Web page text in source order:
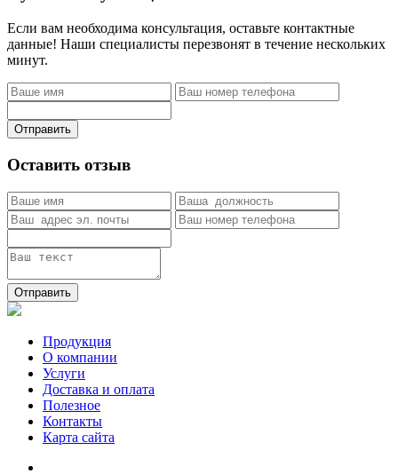
Если вам необходима консультация, оставьте контактные
данные! Наши специалисты перезвонят в течение нескольких
минут.
Отправить
Оставить отзыв
Отправить
Продукция
О компании
Услуги
Доставка и оплата
Полезное
Контакты
Карта сайта